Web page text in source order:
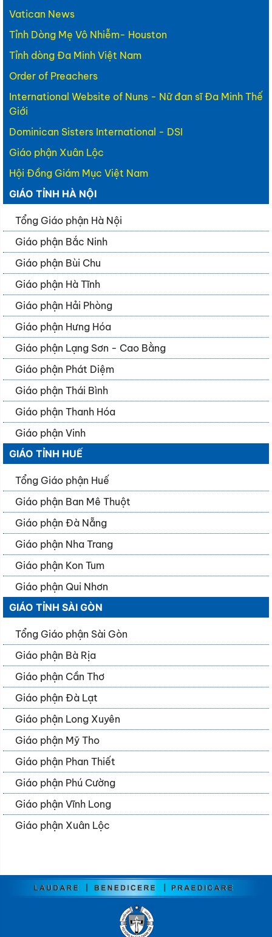
Vatican News
Tỉnh Dòng Mẹ Vô Nhiễm- Houston
Tỉnh dòng Đa Minh Việt Nam
Order of Preachers
International Website of Nuns - Nữ đan sĩ Đa Minh Thế
Giới
Dominican Sisters International - DSI
Giáo phận Xuân Lộc
Hội Đồng Giám Mục Việt Nam
GIÁO TỈNH HÀ NỘI
Tổng Giáo phận Hà Nội
Giáo phận Bắc Ninh
Giáo phận Bùi Chu
Giáo phận Hà Tĩnh
Giáo phận Hải Phòng
Giáo phận Hưng Hóa
Giáo phận Lạng Sơn - Cao Bằng
Giáo phận Phát Diệm
Giáo phận Thái Bình
Giáo phận Thanh Hóa
Giáo phận Vinh
GIÁO TỈNH HUẾ
Tổng Giáo phận Huế
Giáo phận Ban Mê Thuột
Giáo phận Đà Nẵng
Giáo phận Nha Trang
Giáo phận Kon Tum
Giáo phận Qui Nhơn
GIÁO TỈNH SÀI GÒN
Tổng Giáo phận Sài Gòn
Giáo phận Bà Rịa
Giáo phận Cần Thơ
Giáo phận Đà Lạt
Giáo phận Long Xuyên
Giáo phận Mỹ Tho
Giáo phận Phan Thiết
Giáo phận Phú Cường
Giáo phận Vĩnh Long
Giáo phận Xuân Lộc